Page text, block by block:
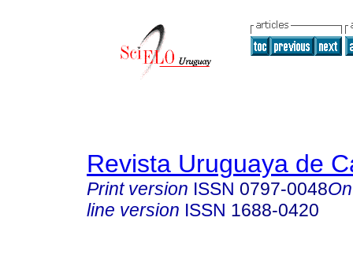
Revista Uruguaya de
Print version ISSN 0797-0048
line version ISSN 1688-0420